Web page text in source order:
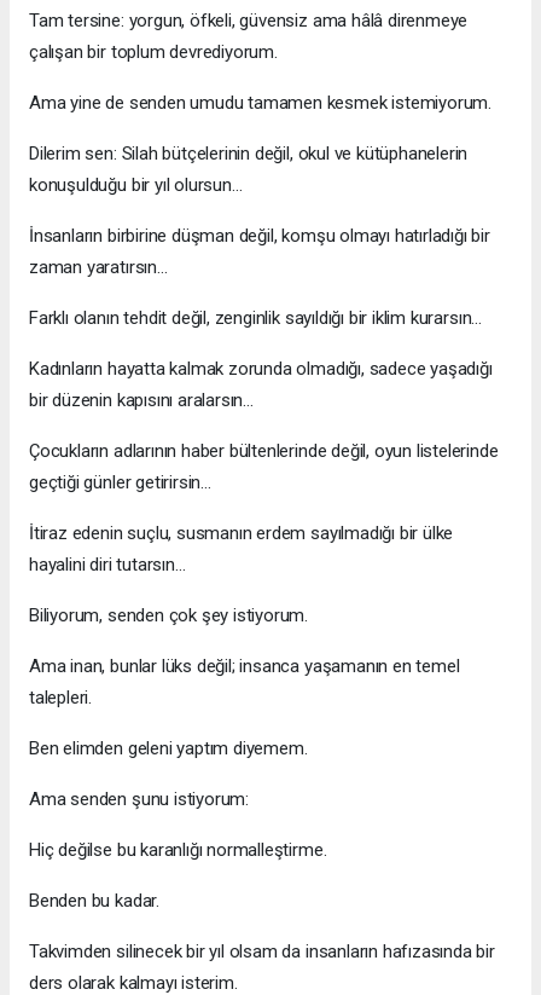
Tam tersine: yorgun, öfkeli, güvensiz ama hâlâ direnmeye
çalışan bir toplum devrediyorum.
Ama yine de senden umudu tamamen kesmek istemiyorum.
Dilerim sen: Silah bütçelerinin değil, okul ve kütüphanelerin
konuşulduğu bir yıl olursun…
İnsanların birbirine düşman değil, komşu olmayı hatırladığı bir
zaman yaratırsın…
Farklı olanın tehdit değil, zenginlik sayıldığı bir iklim kurarsın…
Kadınların hayatta kalmak zorunda olmadığı, sadece yaşadığı
bir düzenin kapısını aralarsın…
Çocukların adlarının haber bültenlerinde değil, oyun listelerinde
geçtiği günler getirirsin…
İtiraz edenin suçlu, susmanın erdem sayılmadığı bir ülke
hayalini diri tutarsın…
Biliyorum, senden çok şey istiyorum.
Ama inan, bunlar lüks değil; insanca yaşamanın en temel
talepleri.
Ben elimden geleni yaptım diyemem.
Ama senden şunu istiyorum:
Hiç değilse bu karanlığı normalleştirme.
Benden bu kadar.
Takvimden silinecek bir yıl olsam da insanların hafızasında bir
ders olarak kalmayı isterim.